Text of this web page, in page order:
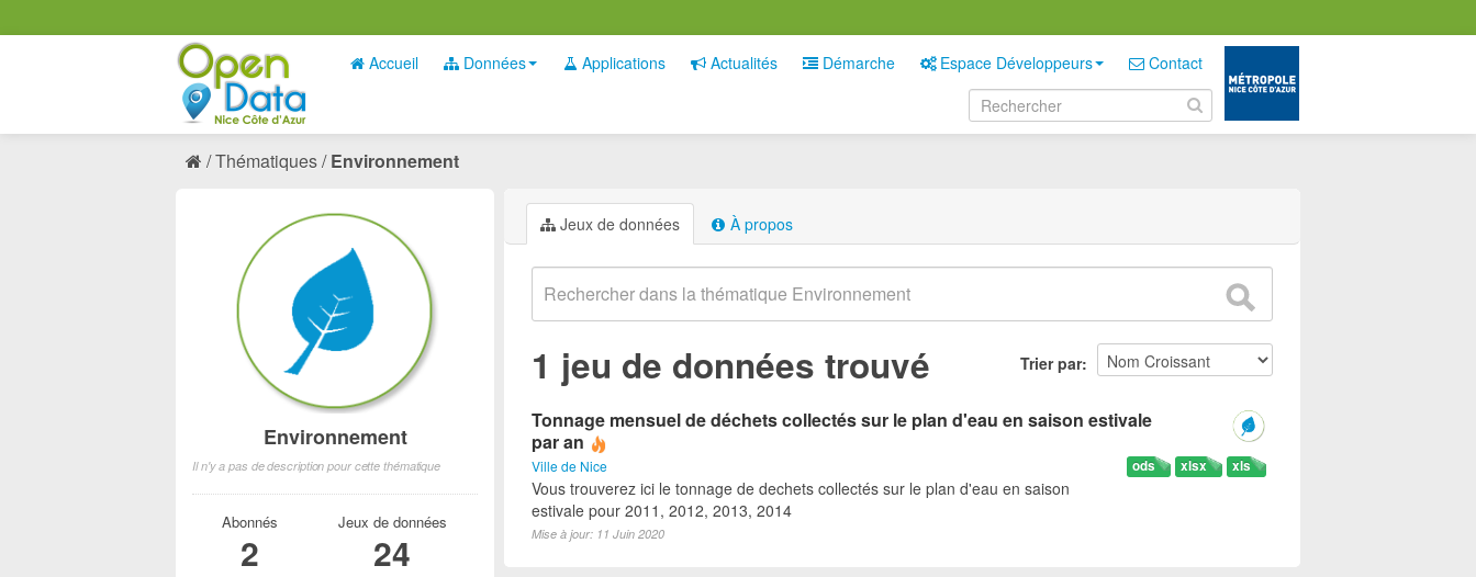
Accueil Données Applications Actualités Démarche Espace Développeurs Contact
Thématiques Environnement
Jeux de données À propos
Trier par
1 jeu de données trouvé
Tonnage mensuel de déchets collectés sur le plan d'eau en saison estivale
par an
Ville de Nice xls
xlsx
ods
Vous trouverez ici le tonnage de dechets collectés sur le plan d'eau en saison
estivale pour 2011, 2012, 2013, 2014
Mise à jour: 11 Juin 2020
Environnement
Il n'y a pas de description pour cette thématique
Abonnés
2
Jeux de données
24